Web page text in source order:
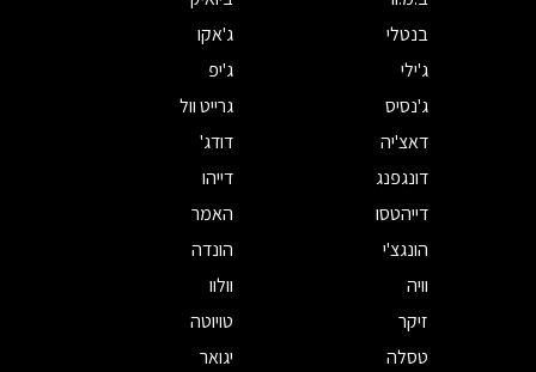
בנטלי
ג'אקו
ג'ילי
ג'יפ
ג'נסיס
גרייט וול
דאצ'יה
דודג'
דונגפנג
דייהו
דייהטסו
האמר
הונגצ'י
הונדה
וויה
וולוו
זיקר
טויוטה
טסלה
יגואר